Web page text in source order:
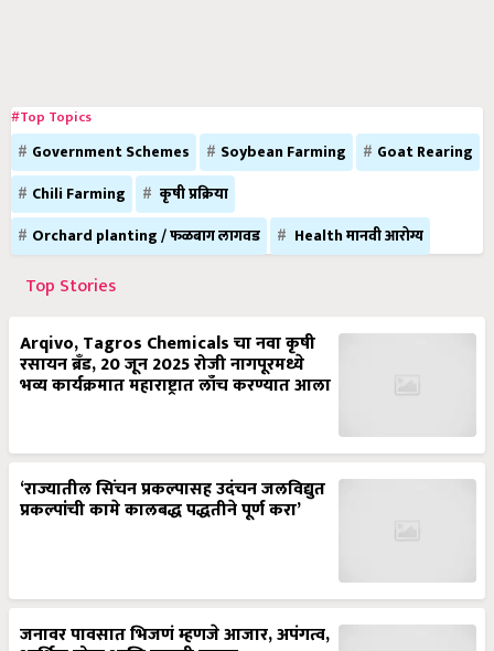
#Top Topics
Government Schemes Soybean Farming
Goat Rearing
Chili Farming
कृषी प्रक्रिया
Orchard planting / फळबाग लागवड
Health मानवी आरोग्य
Top Stories
Arqivo, Tagros Chemicals चा नवा कृषी
रसायन ब्रँड, 20 जून 2025 रोजी नागपूरमध्ये
भव्य कार्यक्रमात महाराष्ट्रात लाँच करण्यात आला
‘राज्यातील सिंचन प्रकल्पासह उदंचन जलविद्युत
प्रकल्पांची कामे कालबद्ध पद्धतीने पूर्ण करा’
जनावर पावसात भिजणं म्हणजे आजार, अपंगत्व,